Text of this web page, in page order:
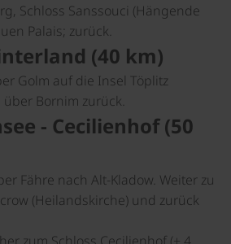
Schloss Sanssouci (Hängende
Palais; zurück.
(40 km)
Golm auf die Insel Töplitz
Bornim zurück.
- Cecilienhof (50
Fähre nach Alt-Kladow. Weiter zu
(Heilandskirche) und zurück